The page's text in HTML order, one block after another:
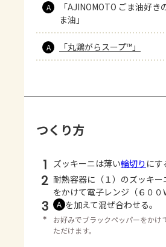
A
「AJINOMOTO ごま油好き
ま油」
A 「丸鶏がらスープ™」
つくり方
1 ズッキーニは薄い輪切り にす
2 耐熱容器に（１）のズッキ
をかけて電子レンジ（６００
3 Ａ を加えて混ぜ合わせる。
＊
お好みでブラックペッパーをかけ
ただけます。